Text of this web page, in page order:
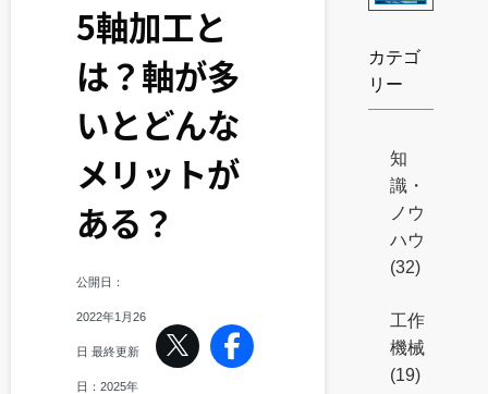
5軸加工と
は？軸が多
いとどんな
メリットが
ある？
公開日：
2022年1月26
日 最終更新
日： 2025年
カテゴ
リー
知
識・
ノウ
ハウ
(32)
工作
機械
(19)